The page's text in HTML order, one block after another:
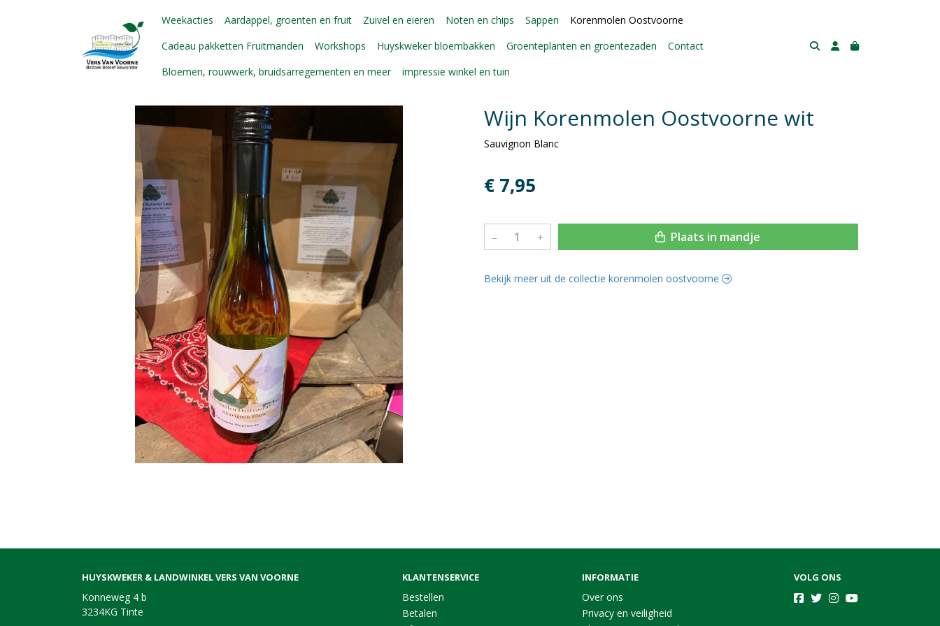
Weekacties Aardappel, groenten en fruit Zuivel en eieren Noten en chips Sappen
Korenmolen Oostvoorne
Cadeau pakketten Fruitmanden
Workshops Huyskweker bloembakken Groenteplanten en groentezaden
Contact
Bloemen, rouwwerk, bruidsarregementen en meer
impressie winkel en tuin
Wijn Korenmolen Oostvoorne wit
Sauvignon Blanc
€ 7,95
– + Plaats in mandje
Bekijk meer uit de collectie korenmolen oostvoorne
HUYSKWEKER & LANDWINKEL VERS VAN VOORNE
Konneweg 4 b
3234KG Tinte
KLANTENSERVICE
Bestellen
Betalen
INFORMATIE
Over ons
Privacy en veiligheid
VOLG ONS